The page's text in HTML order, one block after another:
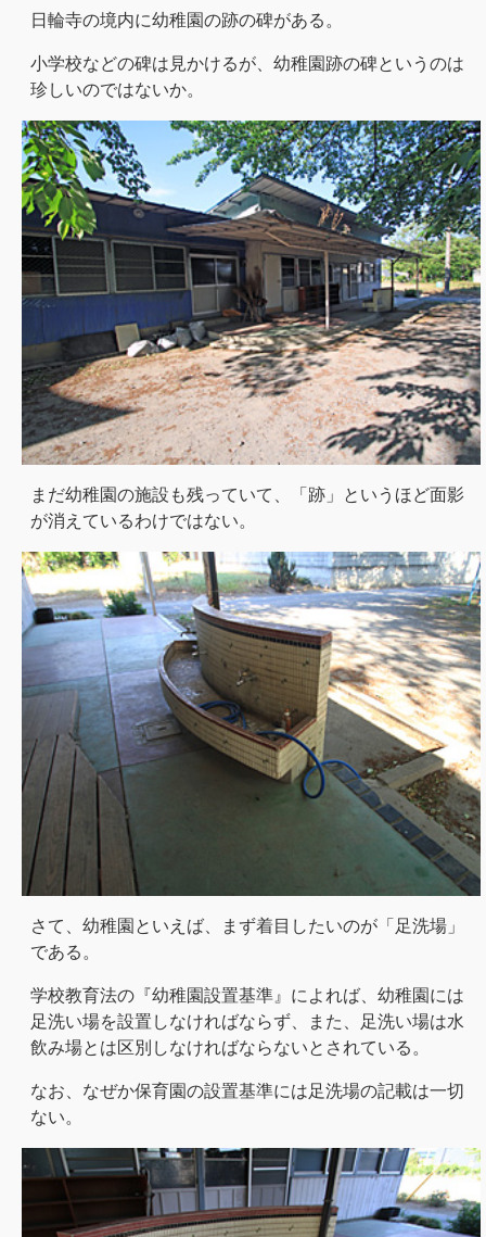
日輪寺の境内に幼稚園の跡の碑がある。
小学校などの碑は見かけるが、幼稚園跡の碑というのは
珍しいのではないか。
まだ幼稚園の施設も残っていて、「跡」というほど面影
が消えているわけではない。
さて、幼稚園といえば、まず着目したいのが「足洗場」
である。
学校教育法の『幼稚園設置基準』によれば、幼稚園には
足洗い場を設置しなければならず、また、足洗い場は水
飲み場とは区別しなければならないとされている。
なお、なぜか保育園の設置基準には足洗場の記載は一切
ない。